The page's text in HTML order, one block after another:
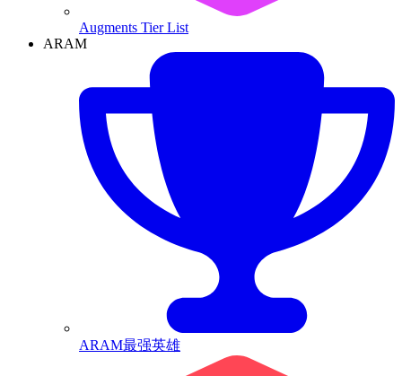
Augments Tier List
ARAM
ARAM最强英雄